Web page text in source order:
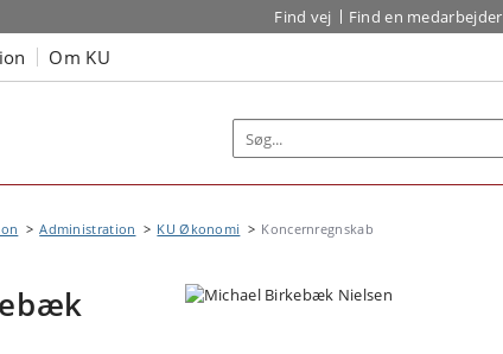
Find vej Find en medarbejder
Om KU
Administration KU Økonomi Koncernregnskab